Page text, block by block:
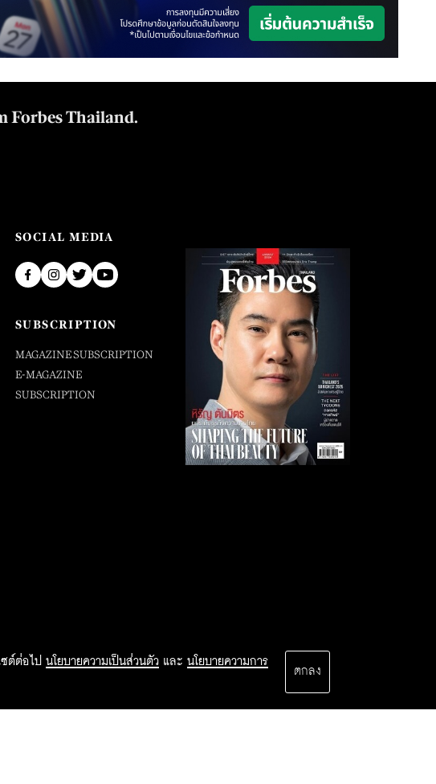
ต์ต่อไป นโยบายความเป็นส่วนตัว และ นโยบายความการ
ตกลง
Forbes Thailand.
SOCIAL MEDIA
SUBSCRIPTION
MAGAZINE SUBSCRIPTION
E-MAGAZINE
SUBSCRIPTION